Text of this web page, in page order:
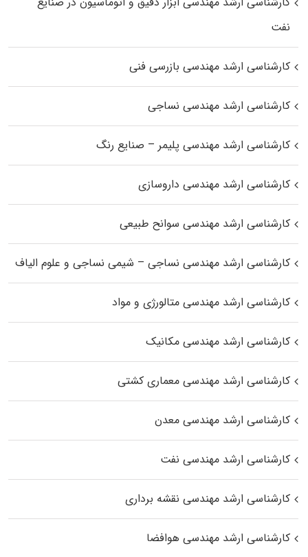
نفت
کارشناسی ارشد مهندسی بازرسی فنی
کارشناسی ارشد مهندسی نساجی
کارشناسی ارشد مهندسی پلیمر – صنایع رنگ
کارشناسی ارشد مهندسی داروسازی
کارشناسی ارشد مهندسی سوانح طبیعی
کارشناسی ارشد مهندسی نساجی – شیمی نساجی و علوم الیاف
کارشناسی ارشد مهندسی متالورژی و مواد
کارشناسی ارشد مهندسی مکانیک
کارشناسی ارشد مهندسی معماری کشتی
کارشناسی ارشد مهندسی معدن
کارشناسی ارشد مهندسی نفت
کارشناسی ارشد مهندسی نقشه برداری
کارشناسی ارشد مهندسی هوافضا